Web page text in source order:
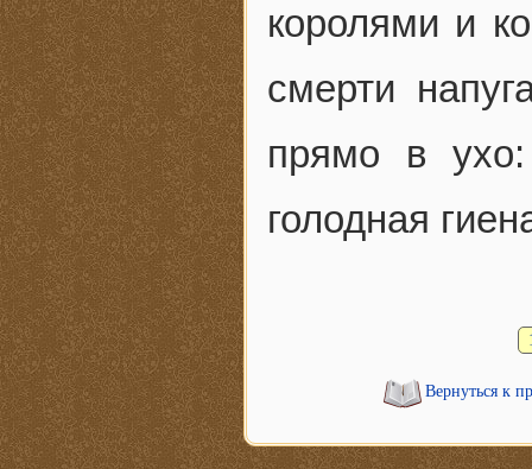
королями и
смерти
прямо в
голодная
Вернуться к